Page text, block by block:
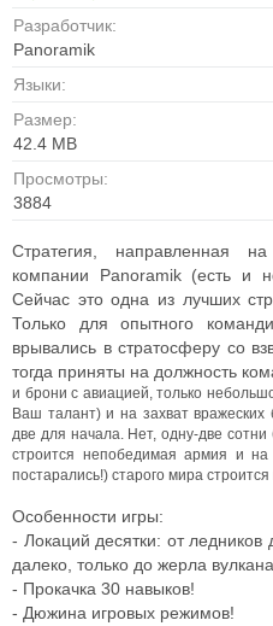
Разработчик:
Panoramik
Языки:
Размер:
42.4 MB
Просмотры:
3884
Стратегия, направленная
компании Panoramik (есть и
Сейчас это одна из лучших
Только для опытного
врывались в стратосферу со
тогда приняты на должность
и брони с авиацией, только
Ваш талант) и на захват
две для начала. Нет, одну-две
строится непобедимая армия и
постарались!) старого мира
Особенности игры:
- Локаций десятки: от
далеко, только до жерла
- Прокачка 30 навыков!
- Дюжина игровых режимов!